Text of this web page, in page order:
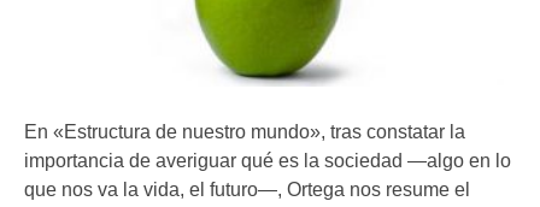
En «Estructura de nuestro mundo», tras constatar la
importancia de averiguar qué es la sociedad —algo en lo
que nos va la vida, el futuro—, Ortega nos resume el